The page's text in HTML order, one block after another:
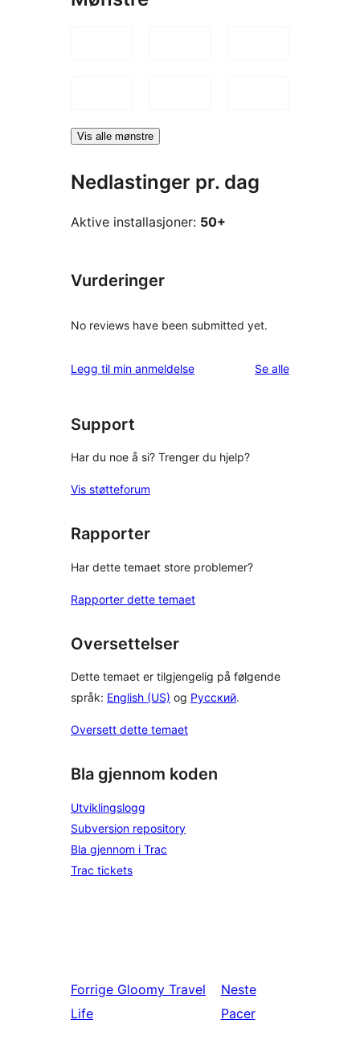
Vis alle mønstre
Nedlastinger pr. dag
Aktive installasjoner: 50+
Vurderinger
No reviews have been submitted yet.
Legg til min anmeldelse Se alleomtalene
Support
Har du noe å si? Trenger du hjelp?
Vis støtteforum
Rapporter
Har dette temaet store problemer?
Rapporter dette temaet
Oversettelser
Dette temaet er tilgjengelig på følgende
språk: English (US) og Русский.
Oversett dette temaet
Bla gjennom koden
Utviklingslogg
Subversion repository
Bla gjennom i Trac
Trac tickets
Forrige Gloomy Travel
Life
Neste
Pacer